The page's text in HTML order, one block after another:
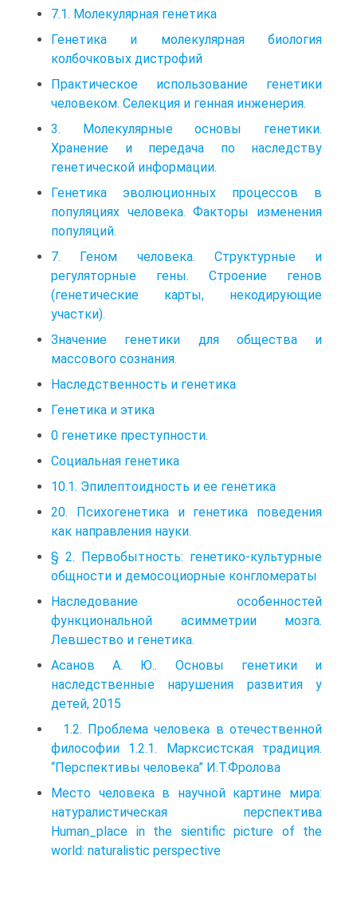
7.1. Молекулярная генетика
Генетика и молекулярная биология
колбочковых дистрофий
Практическое использование генетики
человеком. Селекция и генная инженерия.
3. Молекулярные основы генетики.
Хранение и передача по на­следству
генетической информации.
Генетика эволюционных процессов в
популяциях человека. Факторы изменения
популяций.
7. Геном человека. Структурные и
регуляторные гены. Строение генов
(генетические карты, некодирующие
участки).
Значение генетики для общества и
массового сознания.
Наследственность и генетика
Генетика и этика
0 генетике преступности.
Социальная генетика
10.1. Эпилептоидность и ее генетика
20. Психогенетика и генетика поведения
как направления науки.
§ 2. Первобытность: генетико-культурные
общности и демосоциорные конгломераты
Наследование особенностей
функциональной асимметрии моз­га.
Левшество и генетика.
Асанов А. Ю.. Основы генетики и
наследственные нарушения разви­тия у
детей, 2015
1.2. Проблема человека в отечественной
философии 1.2.1. Марксистская традиция.
“Перспективы человека” И.Т.Фролова
Место человека в научной картине мира:
натуралистическая перспектива
Human_place in the sientific picture of the
world: naturalistic perspective